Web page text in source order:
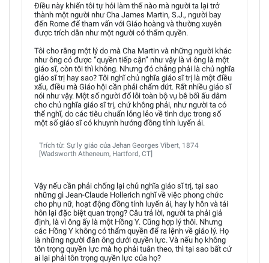
Điều này khiến tôi tự hỏi làm thế nào mà người ta lại trở
thành một người như Cha James Martin, S.J., người bay
đến Rome để tham vấn với Giáo hoàng và thường xuyên
được trích dẫn như một người có thẩm quyền.
Tôi cho rằng một lý do mà Cha Martin và những người khác
như ông có được “quyền tiếp cận” như vậy là vì ông là một
giáo sĩ, còn tôi thì không. Nhưng đó chẳng phải là chủ nghĩa
giáo sĩ trị hay sao? Tôi nghĩ chủ nghĩa giáo sĩ trị là một điều
xấu, điều mà Giáo hội cần phải chấm dứt. Rất nhiều giáo sĩ
nói như vậy. Một số người đổ lỗi toàn bộ vụ bê bối ấu dâm
cho chủ nghĩa giáo sĩ trị, chứ không phải, như người ta có
thể nghĩ, do các tiêu chuẩn lỏng lẻo về tình dục trong số
một số giáo sĩ có khuynh hướng đồng tính luyến ái.
Trích từ: Sự ly giáo của Jehan Georges Vibert, 1874
[Wadsworth Atheneum, Hartford, CT]
Vậy nếu cần phải chống lại chủ nghĩa giáo sĩ trị, tại sao
những gì Jean-Claude Hollerich nghĩ về việc phong chức
cho phụ nữ, hoạt động đồng tính luyến ái, hay ly hôn và tái
hôn lại đặc biệt quan trọng? Câu trả lời, người ta phải giả
định, là vì ông ấy là một Hồng Y. Cũng hợp lý thôi. Nhưng
các Hồng Y không có thẩm quyền để ra lệnh về giáo lý. Họ
là những người đàn ông dưới quyền lực. Và nếu họ không
tôn trọng quyền lực mà họ phải tuân theo, thì tại sao bất cứ
ai lại phải tôn trọng quyền lực của họ?